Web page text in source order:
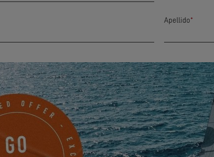
Apellido*
Ciudad*